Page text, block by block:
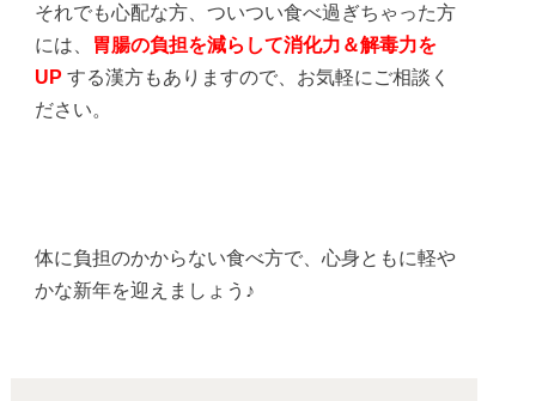
それでも心配な方、ついつい食べ過ぎちゃった方
には、
胃腸の負担を減らして消化力＆解毒力を
UP する漢方もありますので、お気軽にご相談く
ださい。
体に負担のかからない食べ方で、心身ともに軽や
かな新年を迎えましょう♪